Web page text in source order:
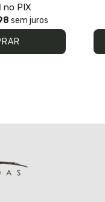
no PIX
sem juros